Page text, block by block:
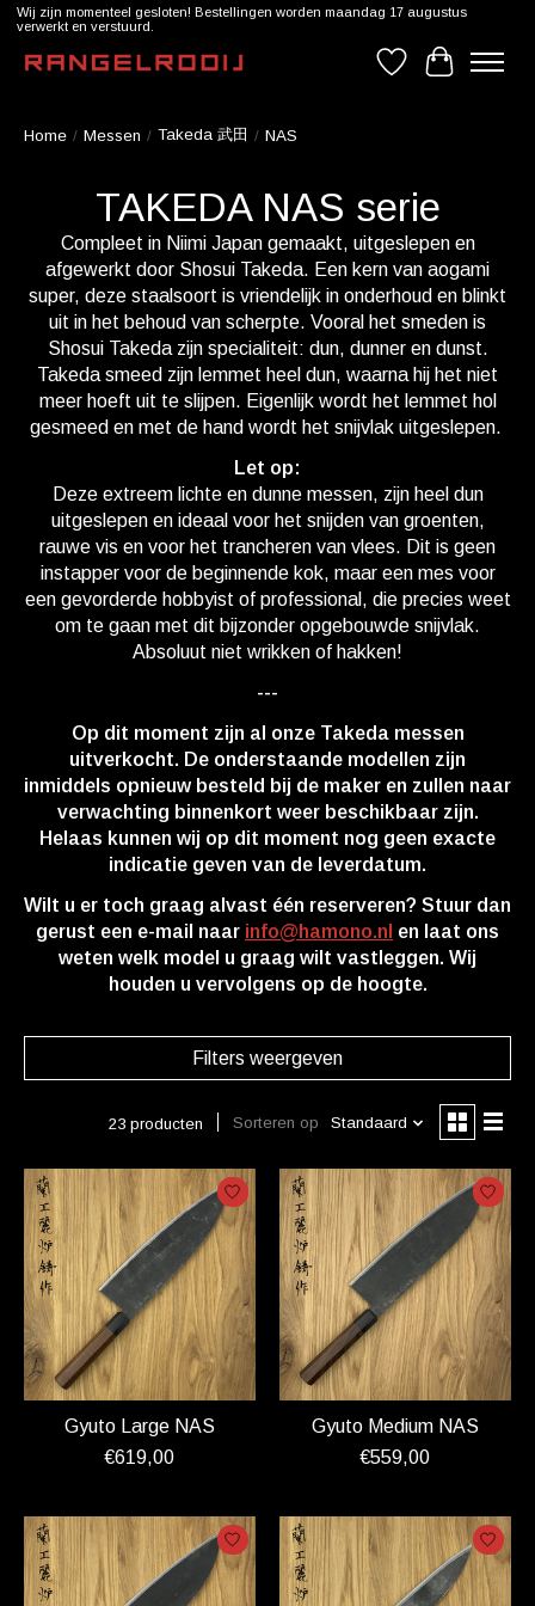
Wij zijn momenteel gesloten! Bestellingen worden maandag 17 augustus
verwerkt en verstuurd.
Verlanglijst
Home / Messen / Takeda 武田 / NAS
TAKEDA NAS serie
Compleet in Niimi Japan gemaakt, uitgeslepen en
afgewerkt door Shosui Takeda. Een kern van aogami
super, deze staalsoort is vriendelijk in onderhoud en blinkt
uit in het behoud van scherpte. Vooral het smeden is
Shosui Takeda zijn specialiteit: dun, dunner en dunst.
Takeda smeed zijn lemmet heel dun, waarna hij het niet
meer hoeft uit te slijpen. Eigenlijk wordt het lemmet hol
gesmeed en met de hand wordt het snijvlak uitgeslepen.
Let op:
Deze extreem lichte en dunne messen, zijn heel dun
uitgeslepen en ideaal voor het snijden van groenten,
rauwe vis en voor het trancheren van vlees. Dit is geen
instapper voor de beginnende kok, maar een mes voor
een gevorderde hobbyist of professional, die precies weet
om te gaan met dit bijzonder opgebouwde snijvlak.
Absoluut niet wrikken of hakken!
---
Op dit moment zijn al onze Takeda messen
uitverkocht. De onderstaande modellen zijn
inmiddels opnieuw besteld bij de maker en zullen naar
verwachting binnenkort weer beschikbaar zijn.
Helaas kunnen wij op dit moment nog geen exacte
indicatie geven van de leverdatum.
Wilt u er toch graag alvast één reserveren? Stuur dan
gerust een e-mail naar info@hamono.nl en laat ons
weten welk model u graag wilt vastleggen. Wij
houden u vervolgens op de hoogte.
Filters weergeven
23 producten Sorteren op Standaard
Gyuto Large NAS
€619,00
Gyuto Medium NAS
€559,00